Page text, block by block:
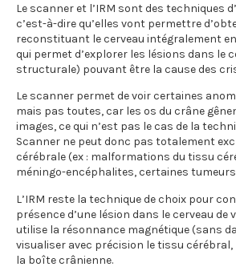
Le scanner et l’IRM sont des techniques
c’est-à-dire qu’elles vont permettre
reconstituant le cerveau intégralement
qui permet d’explorer les lésions dans le
structurale) pouvant être la cause des
Le scanner permet de voir certaines
mais pas toutes, car les os du crâne
images, ce qui n’est pas le cas de la
Scanner ne peut donc pas totalement
cérébrale (ex : malformations du tissu
méningo-encéphalites, certaines
L’IRM reste la technique de choix pour
présence d’une lésion dans le cerveau de
utilise la résonnance magnétique (sans
visualiser avec précision le tissu cérébral,
la boîte crânienne.